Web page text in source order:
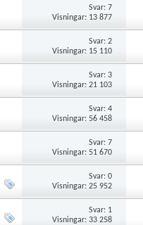
Svar:7
Visningar: 13 877
Svar:2
Visningar: 15 110
Svar:3
Visningar: 21 103
Svar:4
Visningar: 56 458
Svar:7
Visningar: 51 670
Svar:0
Visningar: 25 952
Svar: 1
Visningar: 33 258